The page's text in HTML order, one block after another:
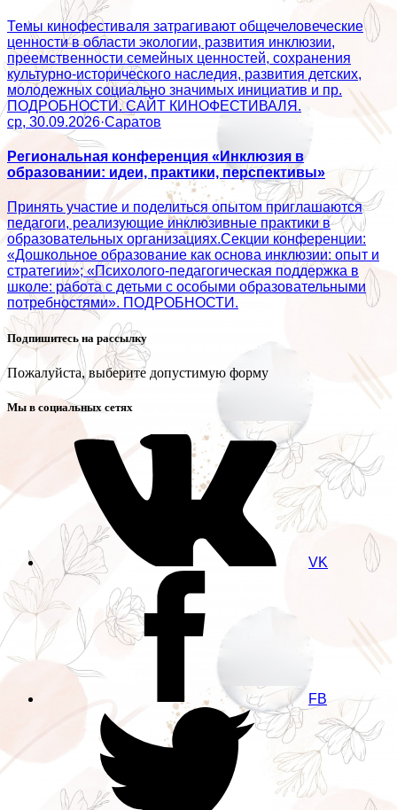
Темы кинофестиваля затрагивают общечеловеческие
ценности в области экологии, развития инклюзии,
преемственности семейных ценностей, сохранения
культурно-исторического наследия, развития детских,
молодежных социально значимых инициатив и пр.
ПОДРОБНОСТИ. САЙТ КИНОФЕСТИВАЛЯ.
ср, 30.09.2026·Саратов
Региональная конференция «Инклюзия в
образовании: идеи, практики, перспективы»
Принять участие и поделиться опытом приглашаются
педагоги, реализующие инклюзивные практики в
образовательных организациях.Секции конференции:
«Дошкольное образование как основа инклюзии: опыт и
стратегии»; «Психолого‑педагогическая поддержка в
школе: работа с детьми с особыми образовательными
потребностями». ПОДРОБНОСТИ.
Подпишитесь на рассылку
Пожалуйста, выберите допустимую форму
Мы в социальных сетях
VK
FB